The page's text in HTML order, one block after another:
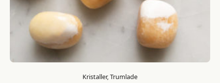
Kristaller, Trumlade